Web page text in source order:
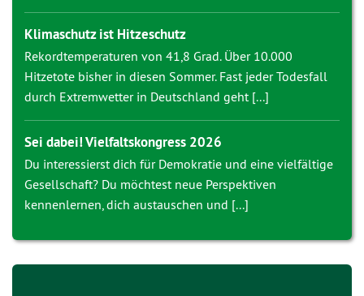
Klimaschutz ist Hitzeschutz
Rekordtemperaturen von 41,8 Grad. Über 10.000
Hitzetote bisher in diesen Sommer. Fast jeder Todesfall
durch Extremwetter in Deutschland geht [...]
Sei dabei! Vielfaltskongress 2026
Du interessierst dich für Demokratie und eine vielfältige
Gesellschaft? Du möchtest neue Perspektiven
kennenlernen, dich austauschen und [...]